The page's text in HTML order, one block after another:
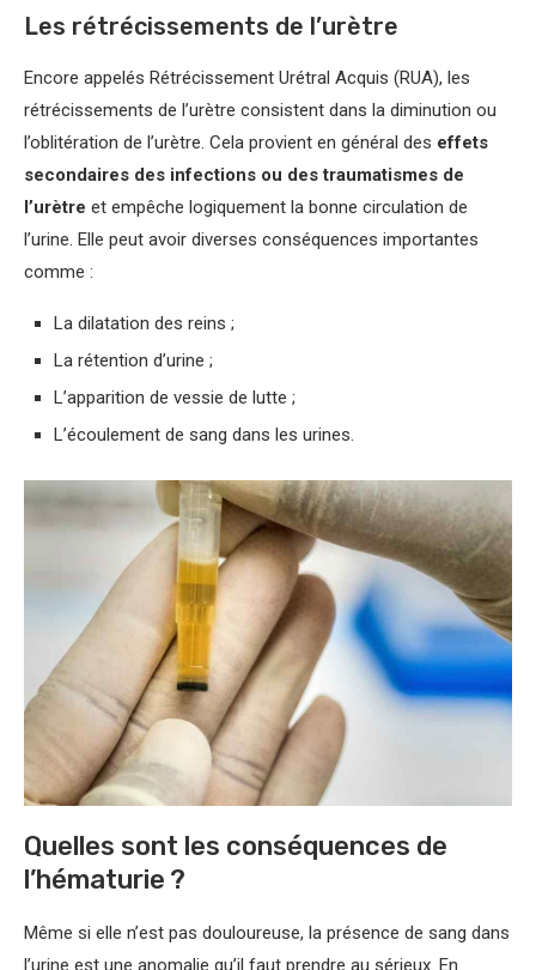
Les rétrécissements de l’urètre
Encore appelés Rétrécissement Urétral Acquis (RUA), les
rétrécissements de l’urètre consistent dans la diminution ou
l’oblitération de l’urètre. Cela provient en général des effets
secondaires des infections ou des traumatismes de
l’urètre et empêche logiquement la bonne circulation de
l’urine. Elle peut avoir diverses conséquences importantes
comme :
La dilatation des reins ;
La rétention d’urine ;
L’apparition de vessie de lutte ;
L’écoulement de sang dans les urines.
Quelles sont les conséquences de
l’hématurie ?
Même si elle n’est pas douloureuse, la présence de sang dans
l’urine est une anomalie qu’il faut prendre au sérieux. En